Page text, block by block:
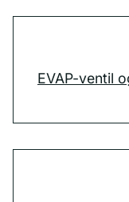
EVAP-ventil